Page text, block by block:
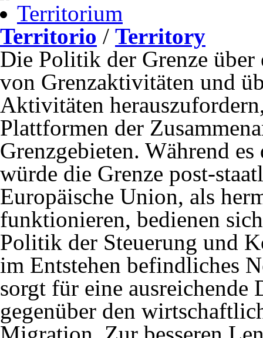
Territorium
Territorio / Territory
Die Politik der Grenze
von Grenzaktivitäten und
Aktivitäten
Plattformen der
Grenzgebieten. Während
würde die Grenze post-
Europäische Union, als
funktionieren, bedienen
Politik der Steuerung und
im Entstehen befindliches
sorgt für eine ausreichende
gegenüber den